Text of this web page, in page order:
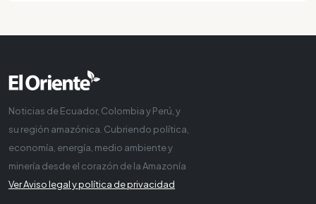
Noticias de Ecuador, Colombia y Perú, y
su región amazónica. Cubriendo política,
economía, energía, medio ambiente y
minería desde el corazón de la Amazonía
Ver Aviso legal y política de privacidad